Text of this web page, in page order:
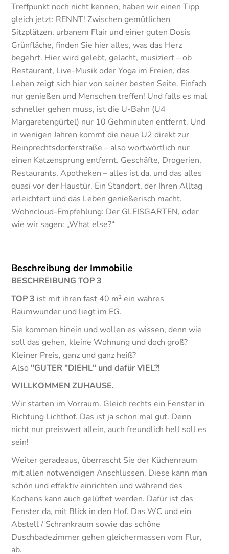
Treffpunkt noch nicht kennen, haben wir einen Tipp
gleich jetzt: RENNT! Zwischen gemütlichen
Sitzplätzen, urbanem Flair und einer guten Dosis
Grünfläche, finden Sie hier alles, was das Herz
begehrt. Hier wird gelebt, gelacht, musiziert – ob
Restaurant, Live-Musik oder Yoga im Freien, das
Leben zeigt sich hier von seiner besten Seite. Einfach
nur genießen und Menschen treffen! Und falls es mal
schneller gehen muss, ist die U-Bahn (U4
Margaretengürtel) nur 10 Gehminuten entfernt. Und
in wenigen Jahren kommt die neue U2 direkt zur
Reinprechtsdorferstraße – also wortwörtlich nur
einen Katzensprung entfernt. Geschäfte, Drogerien,
Restaurants, Apotheken – alles ist da, und das alles
quasi vor der Haustür. Ein Standort, der Ihren Alltag
erleichtert und das Leben genießerisch macht.
Wohncloud-Empfehlung: Der GLEISGARTEN, oder
wie wir sagen: „What else?“
Beschreibung der Immobilie
BESCHREIBUNG TOP 3
TOP 3 ist mit ihren fast 40 m² ein wahres
Raumwunder und liegt im EG.
Sie kommen hinein und wollen es wissen, denn wie
soll das gehen, kleine Wohnung und doch groß?
Kleiner Preis, ganz und ganz heiß?
Also "GUTER "DIEHL" und dafür VIEL?!
WILLKOMMEN ZUHAUSE.
Wir starten im Vorraum. Gleich rechts ein Fenster in
Richtung Lichthof. Das ist ja schon mal gut. Denn
nicht nur preiswert allein, auch freundlich hell soll es
sein!
Weiter geradeaus, überrascht Sie der Küchenraum
mit allen notwendigen Anschlüssen. Diese kann man
schön und effektiv einrichten und während des
Kochens kann auch gelüftet werden. Dafür ist das
Fenster da, mit Blick in den Hof. Das WC und ein
Abstell / Schrankraum sowie das schöne
Duschbadezimmer gehen gleichermassen vom Flur,
ab.